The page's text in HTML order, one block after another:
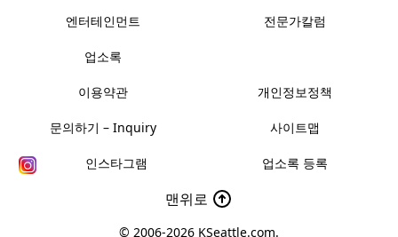
엔터테인먼트 전문가칼럼
업소록
이용약관 개인정보정책
문의하기 – Inquiry 사이트맵
인스타그램 업소록 등록
맨위로
© 2006-2026 KSeattle.com.